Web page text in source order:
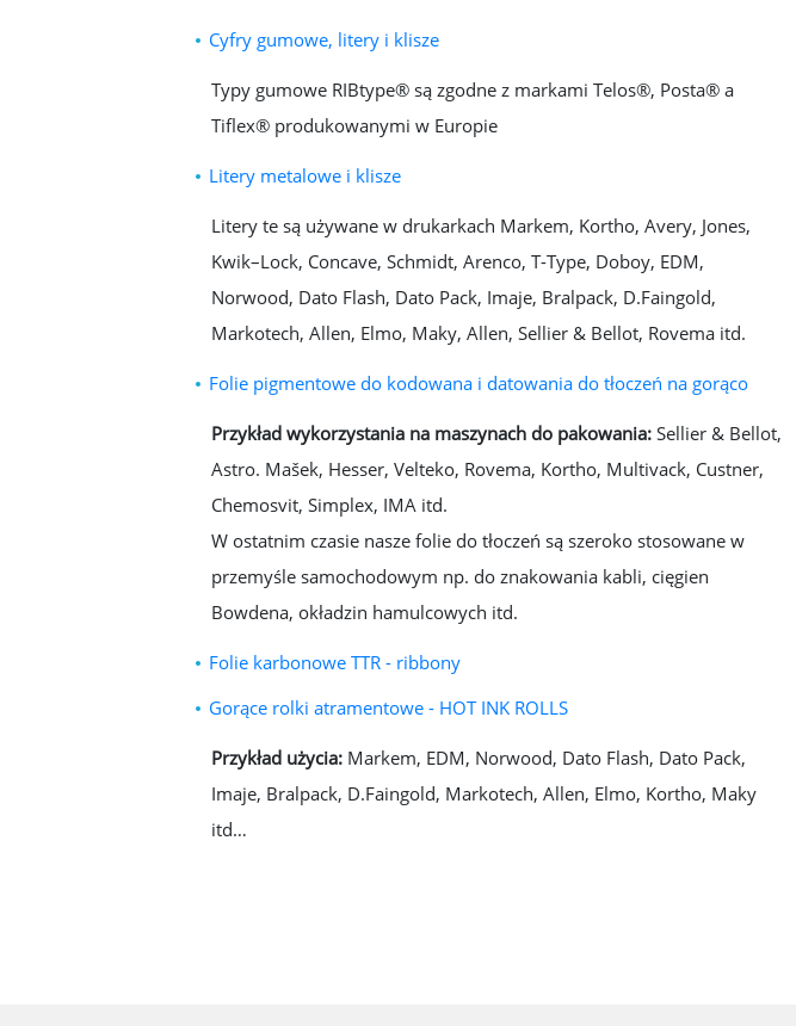
Cyfry gumowe, litery i klisze
Typy gumowe RIBtype® są zgodne z markami Telos®, Posta® a
Tiflex® produkowanymi w Europie
Litery metalowe i klisze
Litery te są używane w drukarkach Markem, Kortho, Avery, Jones,
Kwik–Lock, Concave, Schmidt, Arenco, T-Type, Doboy, EDM,
Norwood, Dato Flash, Dato Pack, Imaje, Bralpack, D.Faingold,
Markotech, Allen, Elmo, Maky, Allen, Sellier & Bellot, Rovema itd.
Folie pigmentowe do kodowana i datowania do tłoczeń na gorąco
Przykład wykorzystania na maszynach do pakowania: Sellier & Bellot,
Astro. Mašek, Hesser, Velteko, Rovema, Kortho, Multivack, Custner,
Chemosvit, Simplex, IMA itd.
W ostatnim czasie nasze folie do tłoczeń są szeroko stosowane w
przemyśle samochodowym np. do znakowania kabli, cięgien
Bowdena, okładzin hamulcowych itd.
Folie karbonowe TTR - ribbony
Gorące rolki atramentowe - HOT INK ROLLS
Przykład użycia: Markem, EDM, Norwood, Dato Flash, Dato Pack,
Imaje, Bralpack, D.Faingold, Markotech, Allen, Elmo, Kortho, Maky
itd…